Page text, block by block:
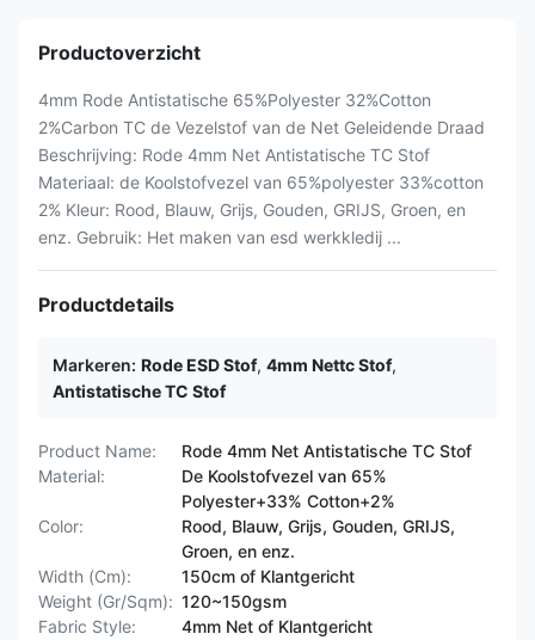
Productoverzicht
4mm Rode Antistatische 65%Polyester 32%Cotton
2%Carbon TC de Vezelstof van de Net Geleidende Draad
Beschrijving: Rode 4mm Net Antistatische TC Stof
Materiaal: de Koolstofvezel van 65%polyester 33%cotton
2% Kleur: Rood, Blauw, Grijs, Gouden, GRIJS, Groen, en
enz. Gebruik: Het maken van esd werkkledij ...
Productdetails
Markeren: Rode ESD Stof, 4mm Nettc Stof,
Antistatische TC Stof
Product Name:
Rode 4mm Net Antistatische TC Stof
Material:
De Koolstofvezel van 65%
Polyester+33% Cotton+2%
Color:
Rood, Blauw, Grijs, Gouden, GRIJS,
Groen, en enz.
Width (Cm):
150cm of Klantgericht
Weight (Gr/Sqm): 120~150gsm
Fabric Style:
4mm Net of Klantgericht